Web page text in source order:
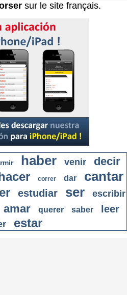
sur le site français.
haber venir
decir
correr dar cantar
estudiar ser escribir
amar querer saber leer
estar